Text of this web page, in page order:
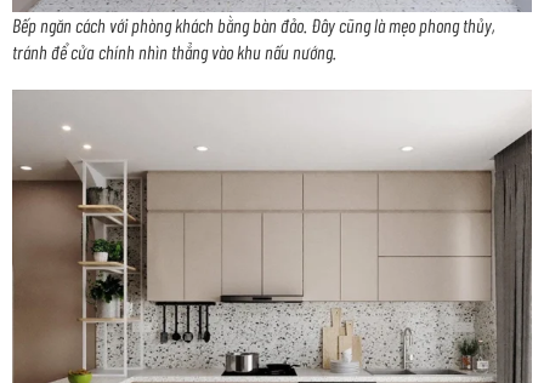
Bếp ngăn cách với phòng khách bằng bàn đảo. Đây cũng là mẹo phong thủy,
tránh để cửa chính nhìn thẳng vào khu nấu nướng.